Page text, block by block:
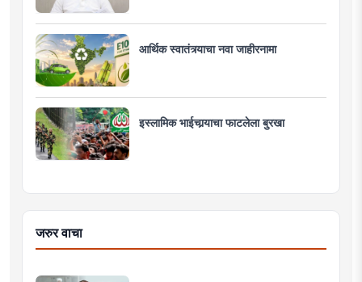
आर्थिक स्वातंत्र्याचा नवा जाहीरनामा
इस्लामिक भाईचार्‍याचा फाटलेला बुरखा
जरुर वाचा